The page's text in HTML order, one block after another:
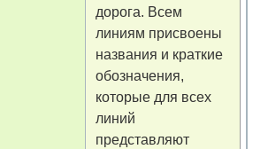
дорога. Всем
линиям присвоены
названия и краткие
обозначения,
которые для всех
линий
представляют